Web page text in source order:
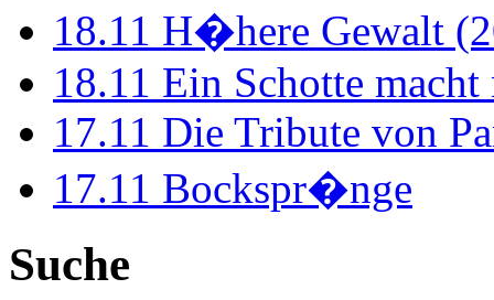
18.11 H�here Gewalt
18.11 Ein Schotte
17.11 Die Tribute von
17.11 Bockspr�nge
Suche